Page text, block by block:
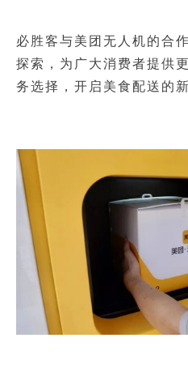
必胜客与美团无人机的合
探索，为广大消费者提供
务选择，开启美食配送的新